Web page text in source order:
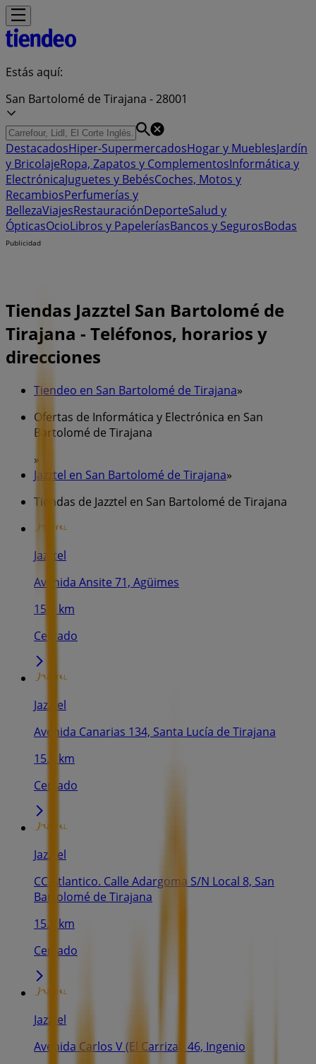
Estás aquí:
San Bartolomé de Tirajana - 28001
DestacadosHiper-SupermercadosHogar y MueblesJardín
y BricolajeRopa, Zapatos y ComplementosInformática y
ElectrónicaJuguetes y BebésCoches, Motos y
RecambiosPerfumerías y
BellezaViajesRestauraciónDeporteSalud y
ÓpticasOcioLibros y PapeleríasBancos y SegurosBodas
Publicidad
Tiendas Jazztel San Bartolomé de
Tirajana - Teléfonos, horarios y
direcciones
Tiendeo en San Bartolomé de Tirajana»
Ofertas de Informática y Electrónica en San
Bartolomé de Tirajana
»
Jazztel en San Bartolomé de Tirajana»
Tiendas de Jazztel en San Bartolomé de Tirajana
Jazztel
Avenida Ansite 71, Agüimes
15.1 km
Cerrado
Jazztel
Avenida Canarias 134, Santa Lucía de Tirajana
15.3 km
Cerrado
Jazztel
CC Atlantico. Calle Adargoma S/N Local 8, San
Bartolomé de Tirajana
15.6 km
Cerrado
Jazztel
Avenida Carlos V (El Carrizal) 46, Ingenio